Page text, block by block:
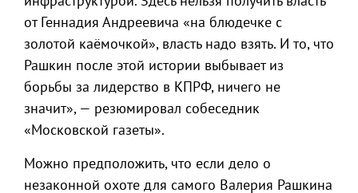
от Геннадия Андреевича «на блюдечке с
золотой каёмочкой», власть надо взять. И то, что
Рашкин после этой истории выбывает из
борьбы за лидерство в КПРФ, ничего не
значит», — резюмировал собеседник
«Московской газеты».
Можно предположить, что если дело о
незаконной охоте для самого Валерия Рашкина